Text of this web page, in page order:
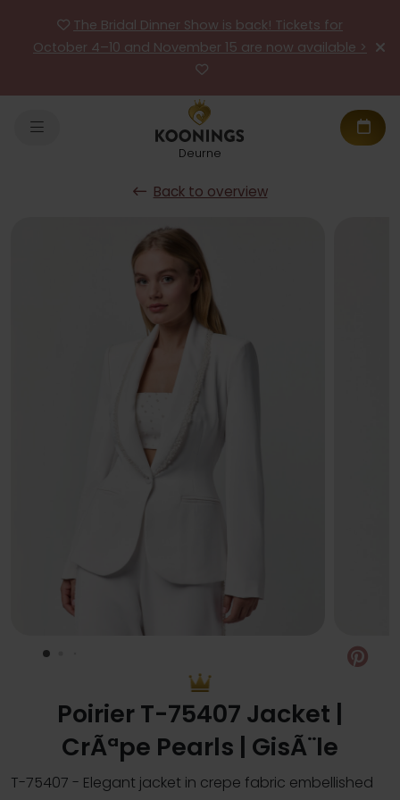
The Bridal Dinner Show is back! Tickets for
October 4–10 and November 15 are now available >
Deurne
Back to overview
Poirier T-75407 Jacket |
CrÃªpe Pearls | GisÃ¨le
T-75407 - Elegant jacket in crepe fabric embellished